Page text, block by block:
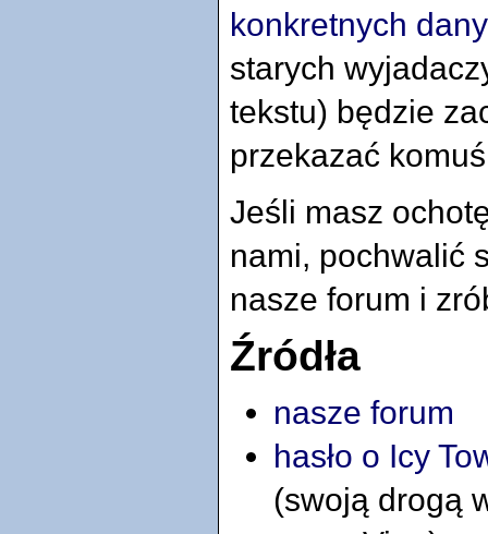
konkretnych
starych
tekstu) będzie
przekazać
Jeśli masz
nami, pochwalić
nasze forum i
Źródła
nasze forum
hasło o Icy
(swoją drogą